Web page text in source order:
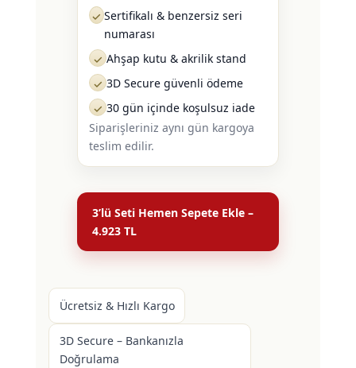
✓ Sertifikalı & benzersiz seri
numarası
✓ Ahşap kutu & akrilik stand
✓ 3D Secure güvenli ödeme
✓ 30 gün içinde koşulsuz iade
Siparişleriniz aynı gün kargoya
teslim edilir.
3’lü Seti Hemen Sepete Ekle –
4.923 TL
Ücretsiz & Hızlı Kargo
3D Secure – Bankanızla
Doğrulama